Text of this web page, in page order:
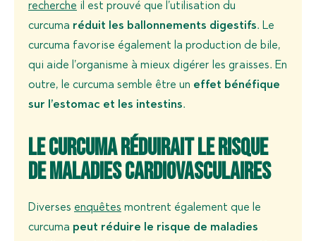
recherche il est prouvé que l’utilisation du
curcuma réduit les ballonnements digestifs. Le
curcuma favorise également la production de bile,
qui aide l’organisme à mieux digérer les graisses. En
outre, le curcuma semble être un effet bénéfique
sur l’estomac et les intestins.
Le curcuma réduirait le risque
de maladies cardiovasculaires
Diverses enquêtes montrent également que le
curcuma peut réduire le risque de maladies